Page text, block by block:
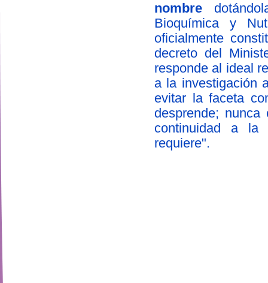
nombre
Bioquímica y
oficialmente
decreto del
responde al ideal
a la investigación
evitar la faceta
desprende;
continuidad a la
requiere".